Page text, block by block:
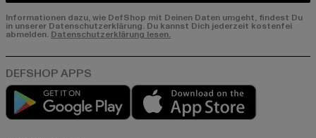
Informationen dazu, wie DefShop mit Deinen Daten umgeht, findest Du
in unserer Datenschutzerklärung. Du kannst Dich jederzeit kostenfei
abmelden. Datenschutzerklärung lesen.
Play market